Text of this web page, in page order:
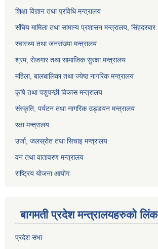
शिक्षा विज्ञान तथा प्रविधि मन्त्रालय
संघिय मामिला तथा सामान्य प्रशासन मन्त्रालय, सिंहदरबार
स्वास्थ्य तथा जनसंख्या मन्त्रालय
श्रम, रोजगार तथा सामाजिक सुरक्षा मन्त्रालय
महिला, बालबालिका तथा ज्येष्ठ नागरिक मन्त्रालय
कृषि तथा पशुपन्छी विकास मन्त्रालय
संस्कृति, पर्यटन तथा नागरिक उड्डयन मन्त्रालय
रक्षा मन्त्रालय
उर्जा, जलस्रोत तथा सिचाइ मन्त्रालय
वन तथा वातावरण मन्त्रालय
राष्ट्रिय योजना आयोग
बागमती प्रदेश मन्त्रालयहरुको लिंक
प्रदेश सभा